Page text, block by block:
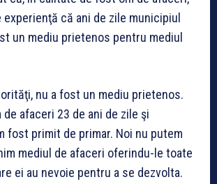
că ani de zile municipiul
un mediu prietenos pentru mediul
nu a fost un mediu prietenos.
afaceri 23 de ani de zile şi
fost primit de primar. Noi nu putem
mediul de afaceri oferindu-le toate
ei au nevoie pentru a se dezvolta.